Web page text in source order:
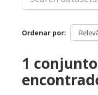
Ordenar por
1